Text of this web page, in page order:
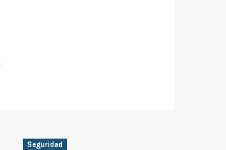
Seguridad